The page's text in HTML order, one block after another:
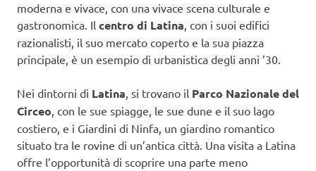
moderna e vivace, con una vivace scena culturale e
gastronomica. Il centro di Latina, con i suoi edifici
razionalisti, il suo mercato coperto e la sua piazza
principale, è un esempio di urbanistica degli anni ’30.
Nei dintorni di Latina, si trovano il Parco Nazionale del
Circeo, con le sue spiagge, le sue dune e il suo lago
costiero, e i Giardini di Ninfa, un giardino romantico
situato tra le rovine di un’antica città. Una visita a Latina
offre l’opportunità di scoprire una parte meno